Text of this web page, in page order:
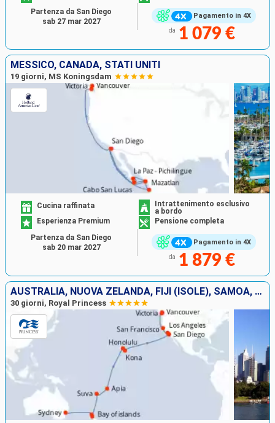
Pagamento in 4X
da 1 079 €
Partenza da San Diego
sab 27 mar 2027
MESSICO, CANADA, STATI UNITI
19 giorni, MS Koningsdam
Pagamento in 4X
Cucina raffinata
Intrattenimento esclusivo
a bordo
Esperienza Premium
Pensione completa
da 1 879 €
Partenza da San Diego
sab 20 mar 2027
AUSTRALIA, NUOVA ZELANDA, FIJI (ISOLE), SAMOA, STATI UNITI, CANADA
30 giorni, Royal Princess